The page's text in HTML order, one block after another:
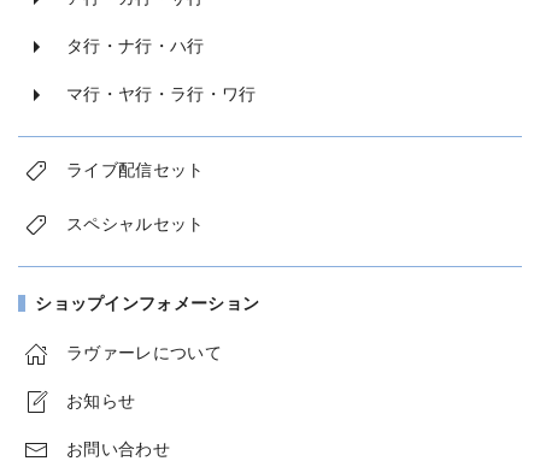
タ行・ナ行・ハ行
マ行・ヤ行・ラ行・ワ行
ライブ配信セット
スペシャルセット
ショップインフォメーション
ラヴァーレについて
お知らせ
お問い合わせ